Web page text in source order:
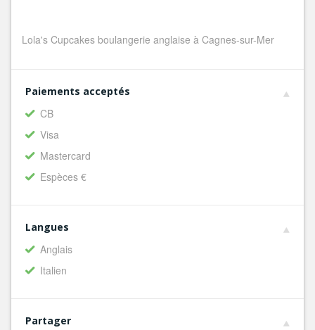
Lola's Cupcakes boulangerie anglaise à Cagnes-sur-Mer
Paiements acceptés
CB
Visa
Mastercard
Espèces €
Langues
Anglais
Italien
Partager